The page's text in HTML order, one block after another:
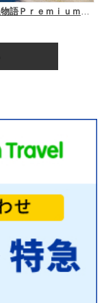
大江戸温泉物語Ｐｒｅｍｉｕｍ 伊香保